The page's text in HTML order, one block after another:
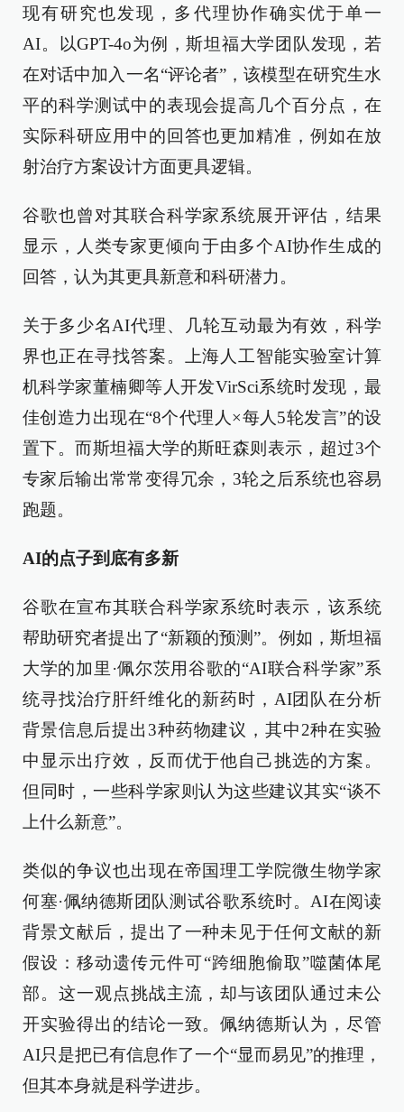
现有研究也发现，多代理协作确实优于单一
AI。以GPT-4o为例，斯坦福大学团队发现，若
在对话中加入一名“评论者”，该模型在研究生水
平的科学测试中的表现会提高几个百分点，在
实际科研应用中的回答也更加精准，例如在放
射治疗方案设计方面更具逻辑。
谷歌也曾对其联合科学家系统展开评估，结果
显示，人类专家更倾向于由多个AI协作生成的
回答，认为其更具新意和科研潜力。
关于多少名AI代理、几轮互动最为有效，科学
界也正在寻找答案。上海人工智能实验室计算
机科学家董楠卿等人开发VirSci系统时发现，最
佳创造力出现在“8个代理人×每人5轮发言”的设
置下。而斯坦福大学的斯旺森则表示，超过3个
专家后输出常常变得冗余，3轮之后系统也容易
跑题。
AI的点子到底有多新
谷歌在宣布其联合科学家系统时表示，该系统
帮助研究者提出了“新颖的预测”。例如，斯坦福
大学的加里·佩尔茨用谷歌的“AI联合科学家”系
统寻找治疗肝纤维化的新药时，AI团队在分析
背景信息后提出3种药物建议，其中2种在实验
中显示出疗效，反而优于他自己挑选的方案。
但同时，一些科学家则认为这些建议其实“谈不
上什么新意”。
类似的争议也出现在帝国理工学院微生物学家
何塞·佩纳德斯团队测试谷歌系统时。AI在阅读
背景文献后，提出了一种未见于任何文献的新
假设：移动遗传元件可“跨细胞偷取”噬菌体尾
部。这一观点挑战主流，却与该团队通过未公
开实验得出的结论一致。佩纳德斯认为，尽管
AI只是把已有信息作了一个“显而易见”的推理，
但其本身就是科学进步。